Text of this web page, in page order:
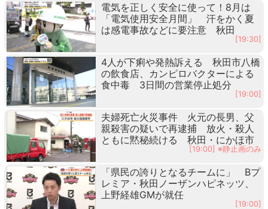
電気を正しく安全に使って！8月は
「電気使用安全月間」 汗をかく夏
は感電事故などに要注意 秋田
[19:30]
4人が下痢や発熱訴える 秋田市八橋
の飲食店、カンピロバクターによる
食中毒 3日間の営業停止処分
[19:00]
夫婦死亡火災事件 火元の長男、父
親殺害の疑いで再逮捕 放火・殺人
ともに黙秘続ける 秋田・にかほ市
[19:00] ※静止画のみ
「県民の誇りとなるチームに」 Bプ
レミア・秋田ノーザンハピネッツ、
上野経雄GMが就任
[19:00]